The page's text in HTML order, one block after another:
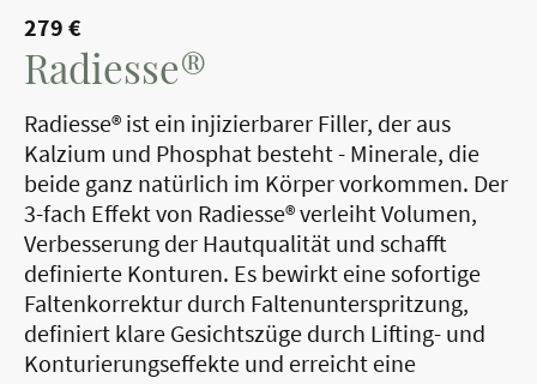
279 €
Radiesse®
Radiesse® ist ein injizierbarer Filler, der aus
Kalzium und Phosphat besteht - Minerale, die
beide ganz natürlich im Körper vorkommen. Der
3-fach Effekt von Radiesse® verleiht Volumen,
Verbesserung der Hautqualität und schafft
definierte Konturen. Es bewirkt eine sofortige
Faltenkorrektur durch Faltenunterspritzung,
definiert klare Gesichtszüge durch Lifting- und
Konturierungseffekte und erreicht eine